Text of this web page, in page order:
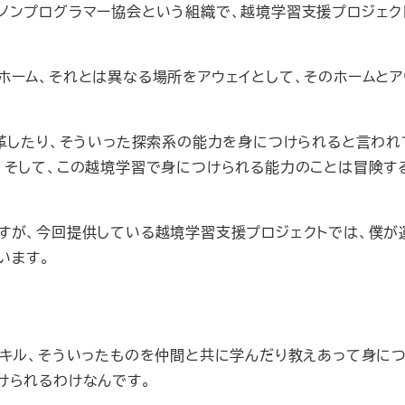
プログラマー協会という組織で、越境学習支援プロジェク
ム、それとは異なる場所をアウェイとして、そのホームと
したり、そういった探索系の能力を身につけられると言わ
して、この越境学習で身につけられる能力のことは冒険す
、今回提供している越境学習支援プロジェクトでは、僕が
ます。
ル、そういったものを仲間と共に学んだり教えあって身に
れるわけなんです。